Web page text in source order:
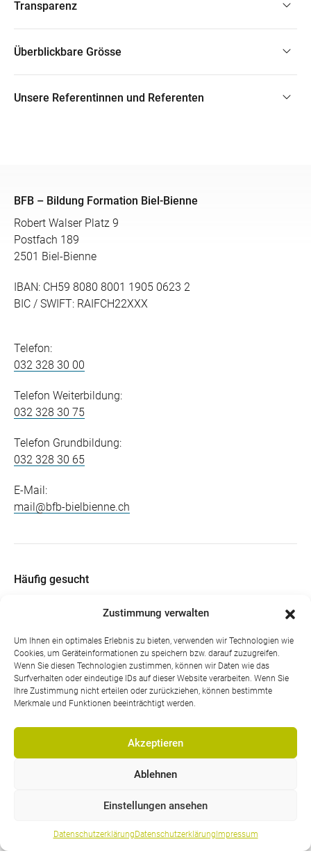
Zustimmung verwalten
Um Ihnen ein optimales Erlebnis zu bieten, verwenden wir Technologien wie
Cookies, um Geräteinformationen zu speichern bzw. darauf zuzugreifen.
Wenn Sie diesen Technologien zustimmen, können wir Daten wie das
Surfverhalten oder eindeutige IDs auf dieser Website verarbeiten. Wenn Sie
Ihre Zustimmung nicht erteilen oder zurückziehen, können bestimmte
Merkmale und Funktionen beeinträchtigt werden.
Akzeptieren
Ablehnen
Einstellungen ansehen
DatenschutzerklärungDatenschutzerklärung Impressum
Transparenz
Überblickbare Grösse
Unsere Referentinnen und Referenten
BFB – Bildung Formation Biel-Bienne
Robert Walser Platz 9
Postfach 189
2501 Biel-Bienne
IBAN: CH59 8080 8001 1905 0623 2
BIC / SWIFT: RAIFCH22XXX
Telefon:
032 328 30 00
Telefon Weiterbildung:
032 328 30 75
Telefon Grundbildung:
032 328 30 65
E-Mail:
mail@bfb-bielbienne.ch
Häufig gesucht
Öffnungzeiten
Password-Reset
Newsletter
Ideenbriefkasten